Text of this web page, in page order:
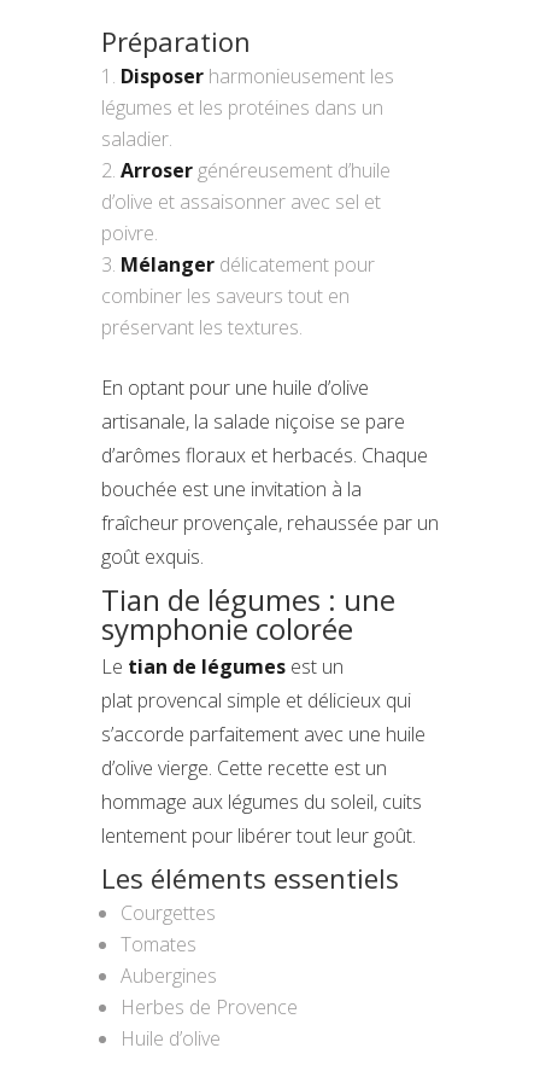
Préparation
Disposer harmonieusement les
légumes et les protéines dans un
saladier.
Arroser généreusement d’huile
d’olive et assaisonner avec sel et
poivre.
Mélanger délicatement pour
combiner les saveurs tout en
préservant les textures.
En optant pour une huile d’olive
artisanale, la salade niçoise se pare
d’arômes floraux et herbacés. Chaque
bouchée est une invitation à la
fraîcheur provençale, rehaussée par un
goût exquis.
Tian de légumes : une
symphonie colorée
Le tian de légumes est un
plat provencal simple et délicieux qui
s’accorde parfaitement avec une huile
d’olive vierge. Cette recette est un
hommage aux légumes du soleil, cuits
lentement pour libérer tout leur goût.
Les éléments essentiels
Courgettes
Tomates
Aubergines
Herbes de Provence
Huile d’olive